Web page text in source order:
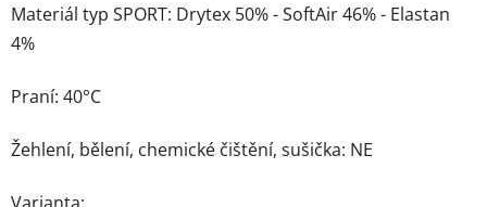
Materiál typ SPORT: Drytex 50% - SoftAir 46% - Elastan
4%
Praní: 40°C
Žehlení, bělení, chemické čištění, sušička: NE
Varianta: